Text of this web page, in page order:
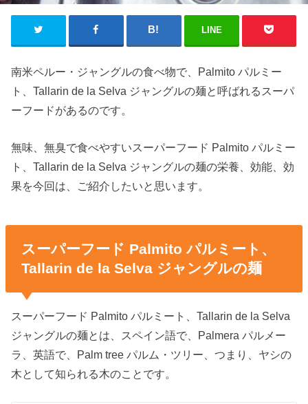
LINE
南米ペルー・ジャングルの食べ物で、Palmito パルミー
ト、Tallarin de la Selva ジャングルの麺と呼ばれるスーパ
ーフードがあるのです。
無味、無臭で食べやすいスーパーフード Palmito パルミー
ト、Tallarin de la Selva ジャングルの麺の栄養、効能、効
果を今回は、ご紹介したいと思います。
スーパーフード Palmito パルミート、
Tallarin de la Selva ジャングルの麺
スーパーフード Palmito パルミート、Tallarin de la Selva
ジャングルの麺とは、スペイン語で、Palmera パルメー
ラ、英語で、Palm tree パルム・ツリー、つまり、ヤシの
木として知られる木のことです。